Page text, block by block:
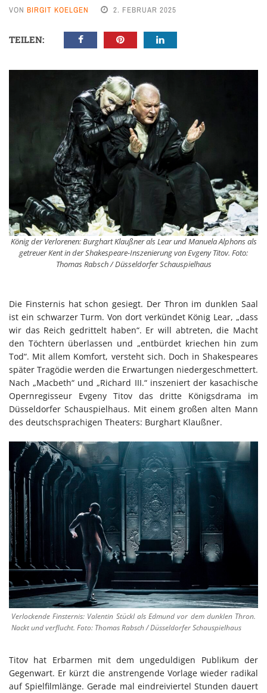
VON BIRGIT KOELGEN 2. FEBRUAR 2025
TEILEN:
König der Verlorenen: Burghart Klaußner als Lear und Manuela Alphons als
getreuer Kent in der Shakespeare-Inszenierung von Evgeny Titov. Foto:
Thomas Rabsch / Düsseldorfer Schauspielhaus
Die Finsternis hat schon gesiegt. Der Thron im dunklen Saal
ist ein schwarzer Turm. Von dort verkündet König Lear, „dass
wir das Reich gedrittelt haben“. Er will abtreten, die Macht
den Töchtern überlassen und „entbürdet kriechen hin zum
Tod“. Mit allem Komfort, versteht sich. Doch in Shakespeares
später Tragödie werden die Erwartungen niedergeschmettert.
Nach „Macbeth“ und „Richard III.“ inszeniert der kasachische
Opernregisseur Evgeny Titov das dritte Königsdrama im
Düsseldorfer Schauspielhaus. Mit einem großen alten Mann
des deutschsprachigen Theaters: Burghart Klaußner.
Verlockende Finsternis: Valentin Stückl als Edmund vor dem dunklen Thron.
Nackt und verflucht. Foto: Thomas Rabsch / Düsseldorfer Schauspielhaus
Titov hat Erbarmen mit dem ungeduldigen Publikum der
Gegenwart. Er kürzt die anstrengende Vorlage wieder radikal
auf Spielfilmlänge. Gerade mal eindreiviertel Stunden dauert